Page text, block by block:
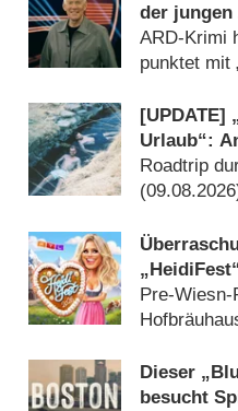
der jungen
die Welt“-
ARD-Krimi
punktet mit
[UPDATE]
Urlaub“:
neue
Roadtrip
Pre-
Dieser
besucht